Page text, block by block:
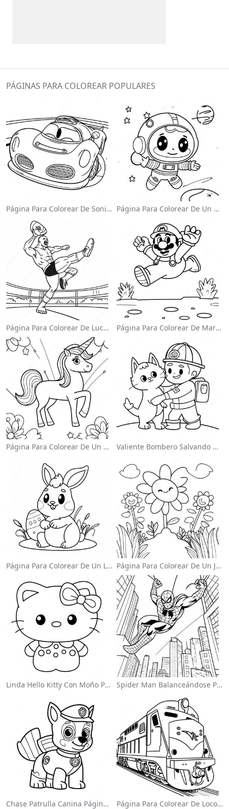
PÁGINAS PARA COLOREAR POPULARES
Página Para Colorear De Sonic El Velocista Página Para Colorear De Un Astronauta Lindo Flotando En El Espacio
Página Para Colorear De Luchador De Wwe Saltando Sobre Oponente Página Para Colorear De Mario Saltando Sobre Goombas
Página Para Colorear De Un Unicornio Mágico En Un Arcoíris Valiente Bombero Salvando Un Gato Para Colorear
Página Para Colorear De Un Lindo Conejo De Pascua Página Para Colorear De Un Jardín De Flores Coloridas
Linda Hello Kitty Con Moño Para Colorear Spider Man Balanceándose Por La Ciudad Para Colorear
Chase Patrulla Canina Página Para Colorear Página Para Colorear De Locomotora Colorida